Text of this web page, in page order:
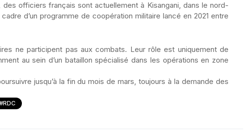
des officiers français sont actuellement à Kisangani, dans le nord-
d’un programme de coopération militaire lancé en 2021 entre
ne participent pas aux combats. Leur rôle est uniquement de
au sein d’un bataillon spécialisé dans les opérations en zone
jusqu’à la fin du mois de mars, toujours à la demande des
#RDC